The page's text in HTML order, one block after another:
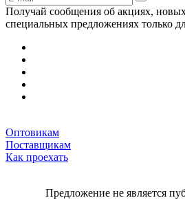
Получай сообщения об акциях,
специальных предложениях только
Оптовикам
Поставщикам
Как проехать
Предложение не является